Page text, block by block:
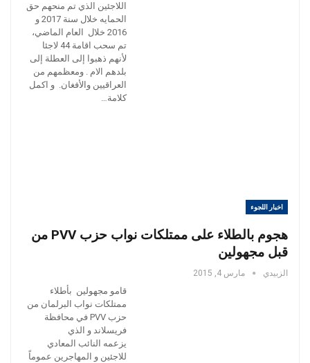
اللاجئين الذي تم منحهم حق
الحمايه خلال سنة 2017 و
2016 خلال العام الماضي،
تم سحب اقامة 44 لاجئا
لأنهم ذهبوا إلى العطلة إلى
بلدهم الام . ومعظمهم من
العراقيين والأفغان. و اكمل
كلامة…
اخبار اللجوء
هجوم بالطلاء على ممتلكات نواب حزب PVV من
قبل مجهولين
الزبيدي مارس 4, 2015
قامو مجهولين بأطلاء
ممتلكات نواب البرلمان من
حزب PVV في محافظة
فريسلاند و الذي
يزعمه النائب المعادي
للاجئين و المهاجرين عموماً